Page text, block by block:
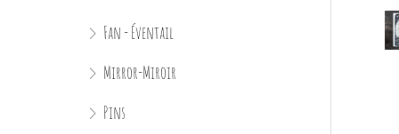
Fan - Éventail
Mirror-Miroir
Pins